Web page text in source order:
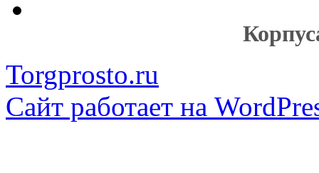
Torgprosto.ru
Сайт работает на